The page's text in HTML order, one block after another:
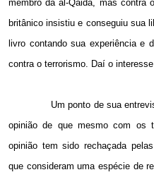
membro da al-Qaida, mas contra
britânico insistiu e conseguiu sua
livro contando sua experiência e
contra o terrorismo. Daí o
Um ponto de sua
opinião de que mesmo com os
opinião tem sido rechaçada
que consideram uma espécie de